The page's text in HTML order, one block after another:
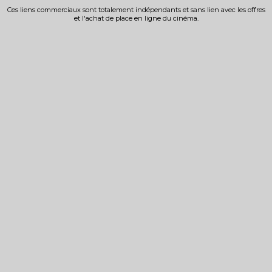
Ces liens commerciaux sont totalement indépendants et sans lien avec les offres
et l'achat de place en ligne du cinéma.